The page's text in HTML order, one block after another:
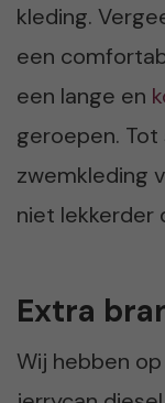
kleding.
een
een lange en
geroepen.
zwemkleding
niet lekkerder
Extra
Wij hebben